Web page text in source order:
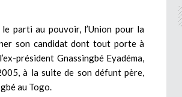
le parti au pouvoir, l’Union pour la
son candidat dont tout porte à
président Gnassingbé Eyadéma,
à la suite de son défunt père,
au Togo.